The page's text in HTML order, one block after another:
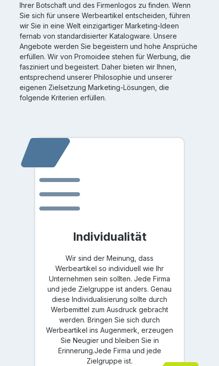
Ihrer Botschaft und des Firmenlogos zu finden. Wenn
Sie sich für unsere Werbeartikel entscheiden, führen
wir Sie in eine Welt einzigartiger Marketing-Ideen
fernab von standardisierter Katalogware. Unsere
Angebote werden Sie begeistern und hohe Ansprüche
erfüllen. Wir von Promoidee stehen für Werbung, die
fasziniert und begeistert. Daher bieten wir Ihnen,
entsprechend unserer Philosophie und unserer
eigenen Zielsetzung Marketing-Lösungen, die
folgende Kriterien erfüllen.
Individualität
Wir sind der Meinung, dass
Werbeartikel so individuell wie Ihr
Unternehmen sein sollten. Jede Firma
und jede Zielgruppe ist anders. Genau
diese Individualisierung sollte durch
Werbemittel zum Ausdruck gebracht
werden. Bringen Sie sich durch
Werbeartikel ins Augenmerk, erzeugen
Sie Neugier und bleiben Sie in
Erinnerung.Jede Firma und jede
Zielgruppe ist.